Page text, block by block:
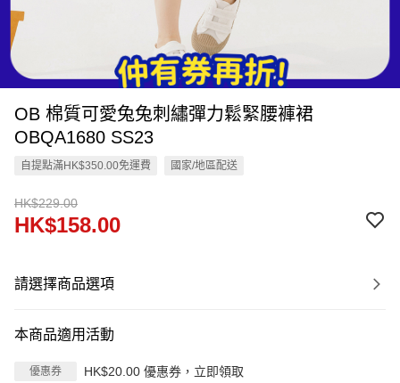
OB 棉質可愛兔兔刺繡彈力鬆緊腰褲裙
OBQA1680 SS23
自提點滿HK$350.00免運費 國家/地區配送
HK$229.00
HK$158.00
請選擇商品選項
本商品適用活動
優惠券 HK$20.00 優惠券，立即領取